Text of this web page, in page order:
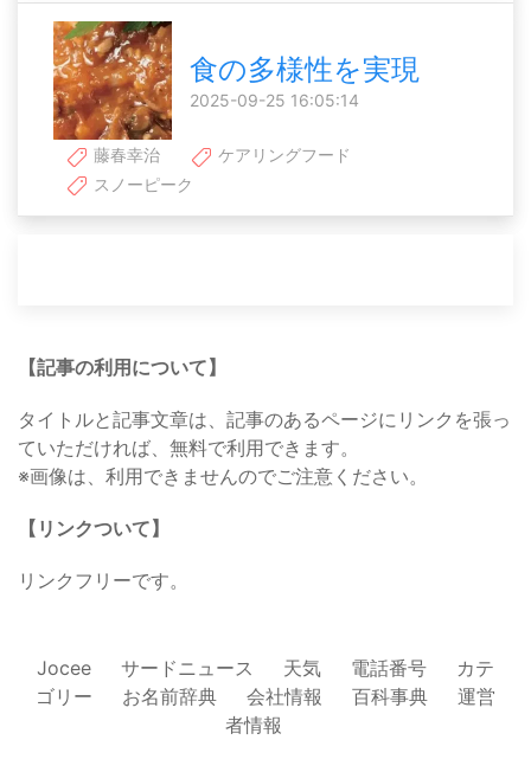
食の多様性を実現
2025-09-25 16:05:14
藤春幸治
ケアリングフード
スノーピーク
【記事の利用について】
タイトルと記事文章は、記事のあるページにリンクを張っ
ていただければ、無料で利用できます。
※画像は、利用できませんのでご注意ください。
【リンクついて】
リンクフリーです。
Jocee サードニュース 天気 電話番号
カテ
ゴリー
お名前辞典 会社情報 百科事典
運営
者情報